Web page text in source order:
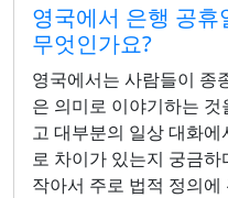
영국에서 은행 공
무엇인가요?
영국에서는 사람들이 종
은 의미로 이야기하는
고 대부분의 일상 대화
로 차이가 있는지 궁금
작아서 주로 법적 정의